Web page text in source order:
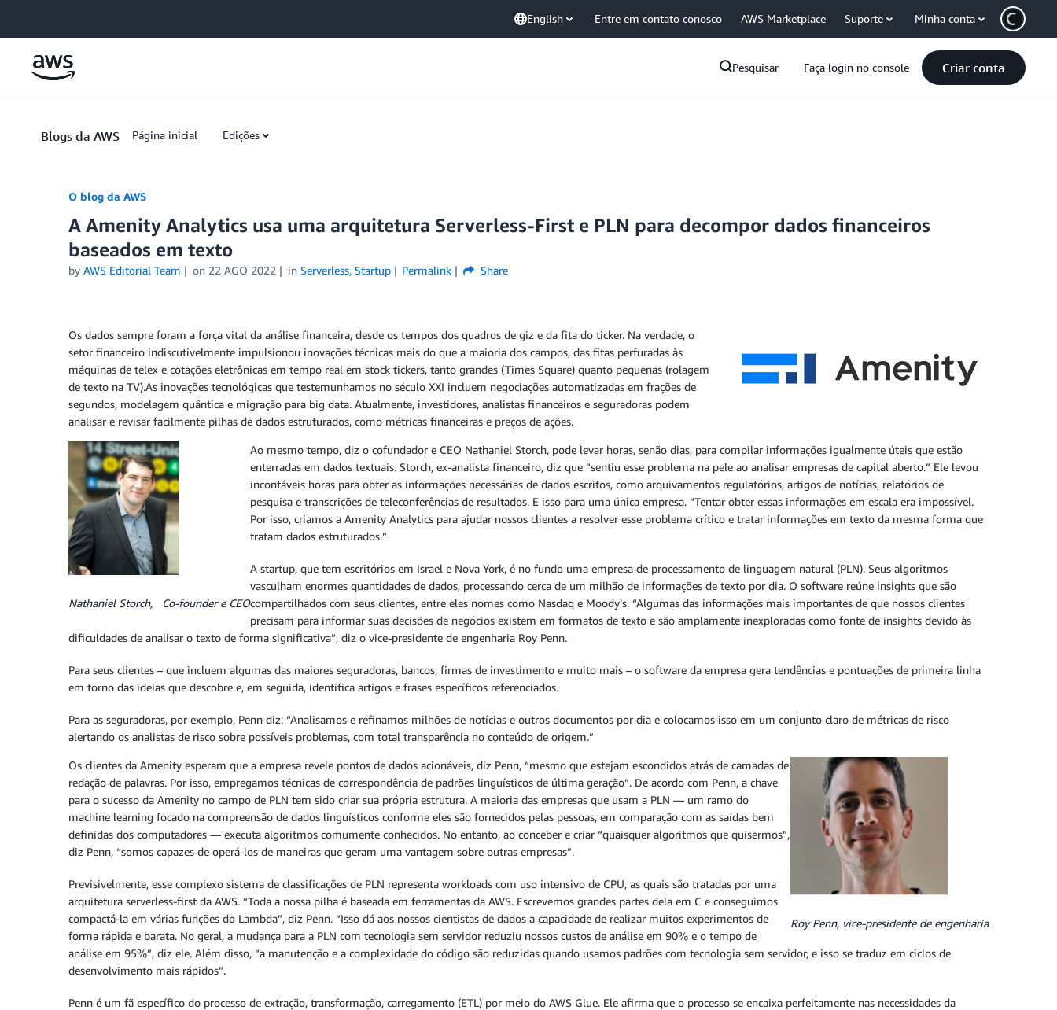
English Entre em contato conosco AWS Marketplace Suporte Minha conta
Pesquisar Faça login no console Criar conta
Blogs da AWS Página inicial Edições
O blog da AWS
A Amenity Analytics usa uma arquitetura Serverless-First e PLN para decompor dados financeiros
baseados em texto
by AWS Editorial Team on 22 AGO 2022 in Serverless, Startup Permalink Share
Os dados sempre foram a força vital da análise financeira, desde os tempos dos quadros de giz e da fita do ticker. Na verdade, o
setor financeiro indiscutivelmente impulsionou inovações técnicas mais do que a maioria dos campos, das fitas perfuradas às
máquinas de telex e cotações eletrônicas em tempo real em stock tickers, tanto grandes (Times Square) quanto pequenas (rolagem
de texto na TV).As inovações tecnológicas que testemunhamos no século XXI incluem negociações automatizadas em frações de
segundos, modelagem quântica e migração para big data. Atualmente, investidores, analistas financeiros e seguradoras podem
analisar e revisar facilmente pilhas de dados estruturados, como métricas financeiras e preços de ações.
Nathaniel Storch, Co-founder e CEO
Ao mesmo tempo, diz o cofundador e CEO Nathaniel Storch, pode levar horas, senão dias, para compilar informações igualmente úteis que estão
enterradas em dados textuais. Storch, ex-analista financeiro, diz que “sentiu esse problema na pele ao analisar empresas de capital aberto.” Ele levou
incontáveis horas para obter as informações necessárias de dados escritos, como arquivamentos regulatórios, artigos de notícias, relatórios de
pesquisa e transcrições de teleconferências de resultados. E isso para uma única empresa. “Tentar obter essas informações em escala era impossível.
Por isso, criamos a Amenity Analytics para ajudar nossos clientes a resolver esse problema crítico e tratar informações em texto da mesma forma que
tratam dados estruturados.”
A startup, que tem escritórios em Israel e Nova York, é no fundo uma empresa de processamento de linguagem natural (PLN). Seus algoritmos
vasculham enormes quantidades de dados, processando cerca de um milhão de informações de texto por dia. O software reúne insights que são
compartilhados com seus clientes, entre eles nomes como Nasdaq e Moody’s. “Algumas das informações mais importantes de que nossos clientes
precisam para informar suas decisões de negócios existem em formatos de texto e são amplamente inexploradas como fonte de insights devido às
dificuldades de analisar o texto de forma significativa”, diz o vice-presidente de engenharia Roy Penn.
Para seus clientes – que incluem algumas das maiores seguradoras, bancos, firmas de investimento e muito mais – o software da empresa gera tendências e pontuações de primeira linha
em torno das ideias que descobre e, em seguida, identifica artigos e frases específicos referenciados.
Para as seguradoras, por exemplo, Penn diz: “Analisamos e refinamos milhões de notícias e outros documentos por dia e colocamos isso em um conjunto claro de métricas de risco
alertando os analistas de risco sobre possíveis problemas, com total transparência no conteúdo de origem.”
Roy Penn, vice-presidente de engenharia
Os clientes da Amenity esperam que a empresa revele pontos de dados acionáveis, diz Penn, “mesmo que estejam escondidos atrás de camadas de
redação de palavras. Por isso, empregamos técnicas de correspondência de padrões linguísticos de última geração”. De acordo com Penn, a chave
para o sucesso da Amenity no campo de PLN tem sido criar sua própria estrutura. A maioria das empresas que usam a PLN — um ramo do
machine learning focado na compreensão de dados linguísticos conforme eles são fornecidos pelas pessoas, em comparação com as saídas bem
definidas dos computadores — executa algoritmos comumente conhecidos. No entanto, ao conceber e criar “quaisquer algoritmos que quisermos”,
diz Penn, “somos capazes de operá-los de maneiras que geram uma vantagem sobre outras empresas”.
Previsivelmente, esse complexo sistema de classificações de PLN representa workloads com uso intensivo de CPU, as quais são tratadas por uma
arquitetura serverless-first da AWS. “Toda a nossa pilha é baseada em ferramentas da AWS. Escrevemos grandes partes dela em C e conseguimos
compactá-la em várias funções do Lambda”, diz Penn. “Isso dá aos nossos cientistas de dados a capacidade de realizar muitos experimentos de
forma rápida e barata. No geral, a mudança para a PLN com tecnologia sem servidor reduziu nossos custos de análise em 90% e o tempo de
análise em 95%”, diz ele. Além disso, “a manutenção e a complexidade do código são reduzidas quando usamos padrões com tecnologia sem servidor, e isso se traduz em ciclos de
desenvolvimento mais rápidos”.
Penn é um fã específico do processo de extração, transformação, carregamento (ETL) por meio do AWS Glue. Ele afirma que o processo se encaixa perfeitamente nas necessidades da